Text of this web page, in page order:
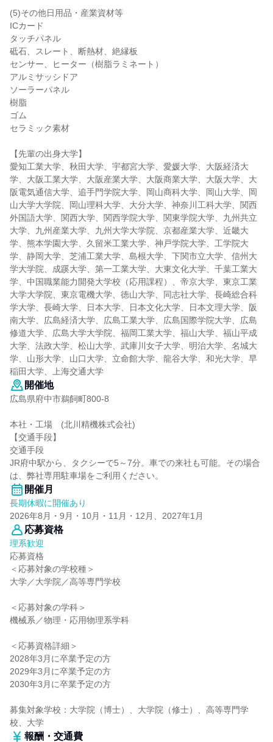
(5)その他日用品・産業資材等
ICカード
タッチパネル
砥石、スレート、断熱材、絶縁板
センサー、ヒーター（樹脂ラミネート）
アルミサッシドア
ソーラーパネル
樹脂
ゴム
セラミック素材
【先輩の出身大学】
愛知工業大学、秋田大学、宇都宮大学、愛媛大学、大阪経済大
学、大阪工業大学、大阪産業大学、大阪商業大学、大阪大学、大
阪電気通信大学、追手門学院大学、岡山商科大学、岡山大学、岡
山大学大学院、岡山理科大学、大分大学、神奈川工科大学、関西
外国語大学、関西大学、関西学院大学、関東学院大学、九州共立
大学、九州産業大学、九州大学大学院、京都産業大学、近畿大
学、熊本学園大学、久留米工業大学、神戸学院大学、工学院大
学、静岡大学、芝浦工業大学、島根大学、下関市立大学、信州大
学大学院、成蹊大学、第一工業大学、大東文化大学、千葉工業大
学、中国職業能力開発大学校（応用課程）、帝京大学、東京工業
大学大学院、東京電機大学、徳山大学、同志社大学、長崎総合科
学大学、長崎大学、日本大学、日本文化大学、日本文理大学、阪
南大学、広島経済大学、広島工業大学、広島国際学院大学、広島
修道大学、広島大学大学院、福岡工業大学、福山大学、福山平成
大学、法政大学、松山大学、武庫川女子大学、明治大学、名城大
学、山形大学、山口大学、立命館大学、龍谷大学、和光大学、早
稲田大学、上海交通大学
開催地
広島県府中市鵜飼町800-8
本社・工場 (北川精機株式会社)
【交通手段】
交通手段
JR府中駅から、タクシーで5～7分。車での来社も可能。その場合
は、弊社専用駐車場をご利用ください。
開催月
長期休暇に開催あり
2026年8月・9月・10月・11月・12月、2027年1月
応募資格
理系歓迎
応募資格
＜応募対象の学校種＞
大学／大学院／高等専門学校
＜応募対象の学科＞
機械系／物理・応用物理系学科
＜応募資格詳細＞
2028年3月に卒業予定の方
2029年3月に卒業予定の方
2030年3月に卒業予定の方
募集対象学校：大学院（博士）、大学院（修士）、高等専門学
校、大学
報酬・交通費